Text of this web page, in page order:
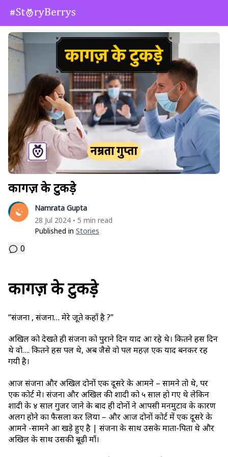
कागज़ के टुकड़े
Namrata Gupta
28 Jul 2024 • 5 min read
Published in Stories
0
कागज़ के टुकड़े
“संजना , संजना… मेरे जूते कहाँ है ?”
अखिल को देखते ही संजना को पुराने दिन याद आ रहे थे। कितने हसीं दिन
थे वो…. कितने हसीं पल थे, अब जैसे वो पल महज़ एक याद बनकर रह
गयी है।
आज संजना और अखिल दोनों एक दूसरे के आमने – सामने तो थे, पर
एक कोर्ट मे। संजना और अखिल की शादी को ५ साल हो गए थे लेकिन
शादी के ४ साल गुजर जाने के बाद ही दोनों ने आपसी मनमुटाव के कारण
अलग होने का फैसला कर लिया – और आज दोनों कोर्ट में एक दूसरे के
आमने -सामने आ खड़े हुए है | संजना के साथ उसके माता-पिता थे और
अखिल के साथ उसकी बूढ़ी माँ।